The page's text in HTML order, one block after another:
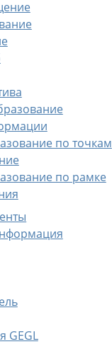
по точкам
по рамке
GEGL